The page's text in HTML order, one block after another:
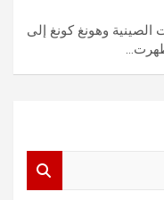
وهونغ كونغ إلى